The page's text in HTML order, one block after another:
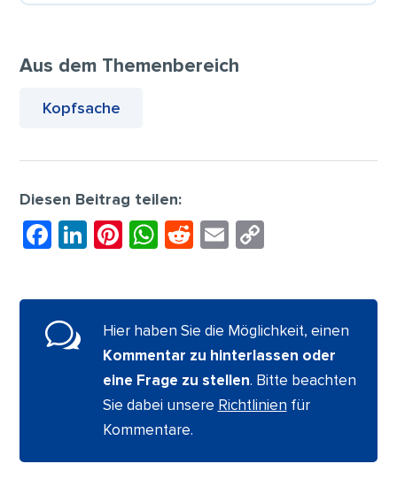
Aus dem Themenbereich
Kopfsache
Diesen Beitrag teilen:
F
c
e
b
Li
k
dI
Pi
er
e
st
W
at
s
A
p
p
R
d
di
t
E
ai
l
p
y
Li
n
k
w
Hier haben Sie die Möglichkeit, einen
Kommentar zu hinterlassen oder
eine Frage zu stellen. Bitte beachten
Sie dabei unsere Richtlinien für
Kommentare.